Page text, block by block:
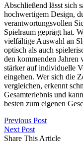
Abschließend lässt sich
hochwertigem Design,
verantwortungsvollen
Spielraum geprägt hat.
vielfältige Auswahl an
optisch als auch
den kommenden Jahren
stärker auf individuelle
eingehen. Wer sich die
vergleichen, erkennt
Gesamterlebnis und
besten zum eigenen
Previous Post
Next Post
Share This Article